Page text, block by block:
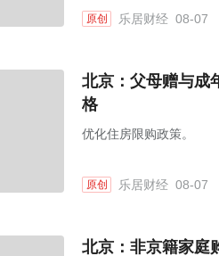
原创 乐居财经 08-07
北京：父母赠与成
格
优化住房限购政策。
原创 乐居财经 08-07
北京：非京籍家庭